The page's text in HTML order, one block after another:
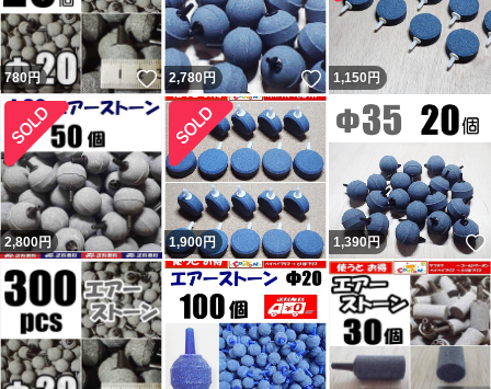
は無し。不当評価された私は被害者で非はありません。
記載内容を理解出来ない人（対応待てない人）は購入しな
いよう明記していますので手の打ちようがない異常者・無
分別者による八つ当たりです。9、10人目の不当評価者も
現れましたが同じです。ヤフオク評価の返答を参照くださ
い。 良い評価の割合0％（取引時0。新規ではない0。）の
11人目も対応拒否なので不当評価です。30円のネットの
持ち手に小さい傷があったとの事。 12人目は勝手に不要
連絡してきて返信が無いとの事。不要連絡に返信する必要
無いので不当評価です。 不足という事で悪いの件は不足
なく発送したのを明確に覚えています。記載内容無視で即
780円 いいね！
2,780円 いいね！
1,150 円
2,800円 1,900円 1,390円